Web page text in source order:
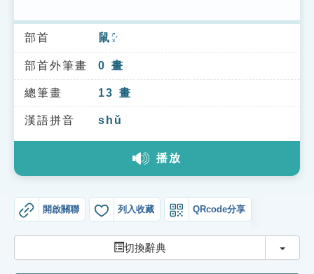
索引選單
知識索引
單字索引
生命大百科索引
教學應用
貓頭鷹博士
部首 鼠 ㄕㄨˇ
部首外筆畫 0 畫
總筆畫 13 畫
漢語拼音 shǔ
播放
開啟關聯 列入收藏 QRcode分享
切換辭典 切換